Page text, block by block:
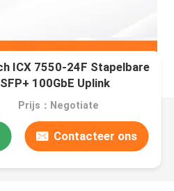
ICX 7550-24F Stapelbare
100GbE Uplink
Prijs：Negotiate
Contacteer ons